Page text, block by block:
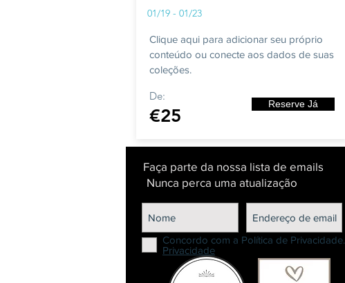
01/19 - 01/23
Clique aqui para adicionar seu próprio
conteúdo ou conecte aos dados de suas
coleções.
De:
€25
Reserve Já
Faça parte da nossa lista de emails
Nunca perca uma atualização
Concordo com a Política de Privacidade.
Privacidade